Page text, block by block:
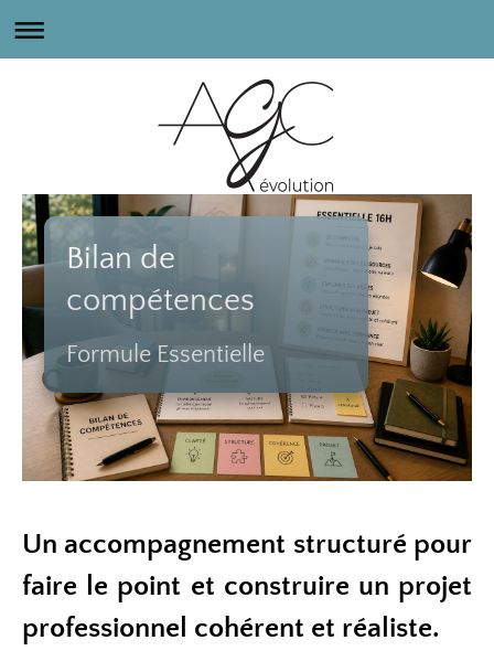
Bilan de
compétences
Formule Essentielle
Un accompagnement structuré pour
faire le point et construire un projet
professionnel cohérent et réaliste.